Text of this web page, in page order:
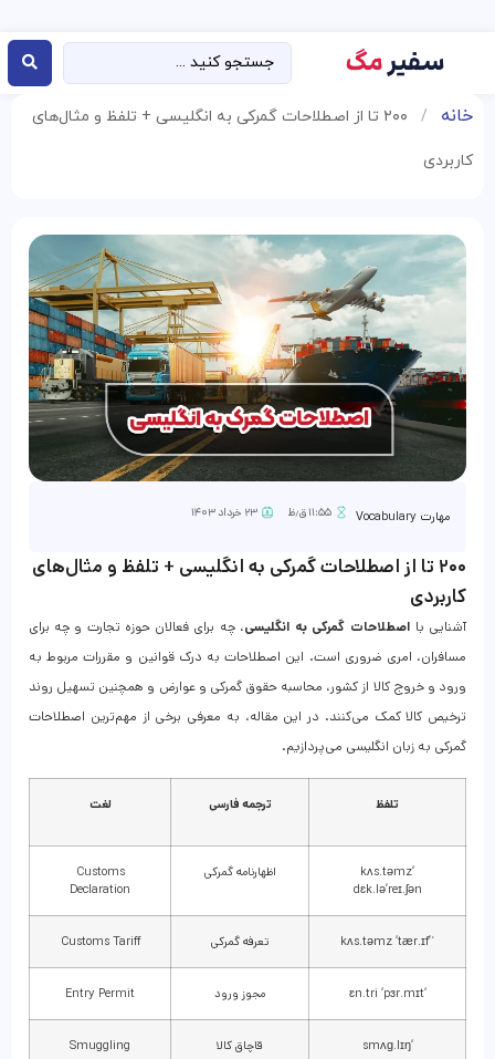
خانه / ۲۰۰ تا از اصطلاحات گمرکی به انگلیسی + تلفظ و مثال‌های
کاربردی
مهارت Vocabulary ۱۱:۵۵ ق٫ظ ۲۳ خرداد ۱۴۰۳
۲۰۰ تا از اصطلاحات گمرکی به انگلیسی + تلفظ و مثال‌های
کاربردی
آشنایی با اصطلاحات گمرکی به انگلیسی، چه برای فعالان حوزه تجارت و چه برای
مسافران، امری ضروری است. این اصطلاحات به درک قوانین و مقررات مربوط به
ورود و خروج کالا از کشور، محاسبه حقوق گمرکی و عوارض و همچنین تسهیل روند
ترخیص کالا کمک می‌کنند. در این مقاله، به معرفی برخی از مهم‌ترین اصطلاحات
گمرکی به زبان انگلیسی می‌پردازیم.
تلفظ ترجمه فارسی لغت
‘kʌs.təmz
dɛk.lə’reɪ.ʃən
اظهارنامه گمرکی
Customs
Declaration
ˈ’kʌs.təmz ‘tær.ɪf تعرفه گمرکی Customs Tariff
‘ɛn.tri ‘pɜr.mɪt مجوز ورود Entry Permit
‘smʌɡ.lɪŋ قاچاق کالا Smuggling